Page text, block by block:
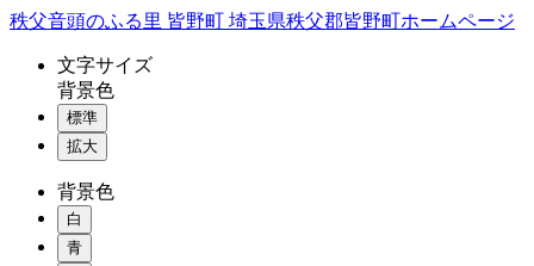
コ
秩父音頭のふる里 皆野町 埼玉県秩父郡皆野町ホームページ
文字サイズ
背景色
標準
拡大
背景色
白
青